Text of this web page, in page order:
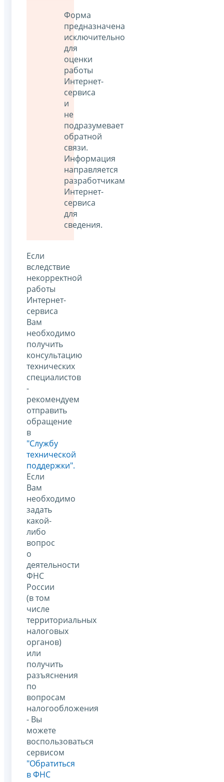
Форма
предназначена
исключительно
для
оценки
работы
Интернет-
сервиса
и
не
подразумевает
обратной
связи.
Информация
направляется
разработчикам
Интернет-
сервиса
для
сведения.
Если
вследствие
некорректной
работы
Интернет-
сервиса
Вам
необходимо
получить
консультацию
технических
специалистов
-
рекомендуем
отправить
обращение
в
"Службу
технической
поддержки".
Если
Вам
необходимо
задать
какой-
либо
вопрос
о
деятельности
ФНС
России
(в том
числе
территориальных
налоговых
органов)
или
получить
разъяснения
по
вопросам
налогообложения
- Вы
можете
воспользоваться
сервисом
"Обратиться
в ФНС